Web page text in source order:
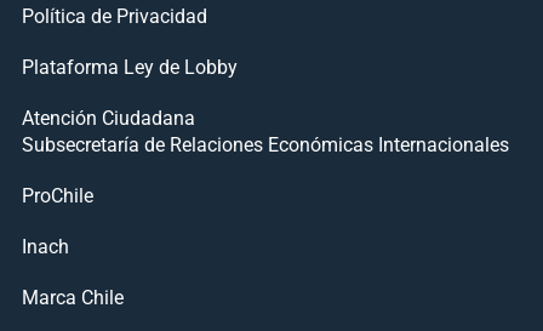
Política de Privacidad
Plataforma Ley de Lobby
Atención Ciudadana
Subsecretaría de Relaciones Económicas Internacionales
ProChile
Inach
Marca Chile